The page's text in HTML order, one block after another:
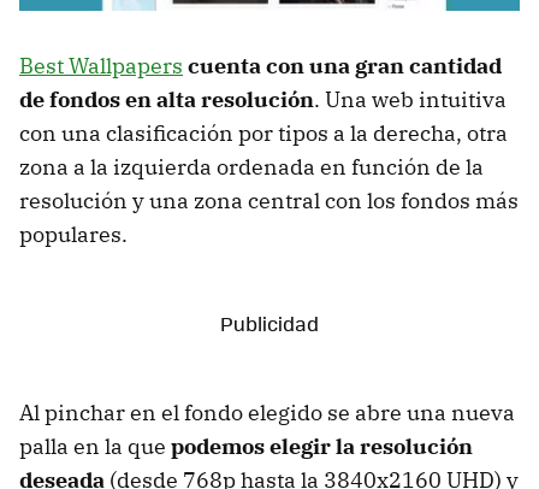
Best Wallpapers cuenta con una gran cantidad
de fondos en alta resolución. Una web intuitiva
con una clasificación por tipos a la derecha, otra
zona a la izquierda ordenada en función de la
resolución y una zona central con los fondos más
populares.
Al pinchar en el fondo elegido se abre una nueva
palla en la que podemos elegir la resolución
deseada (desde 768p hasta la 3840x2160 UHD) y